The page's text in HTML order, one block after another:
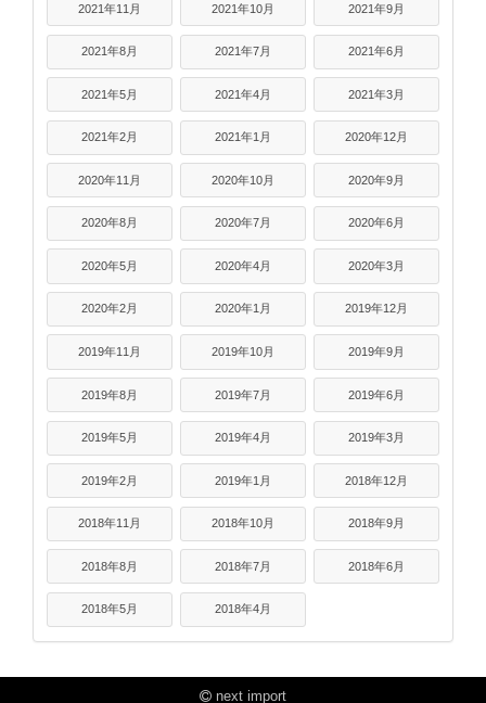
2021年11月 2021年10月 2021年9月
2021年8月 2021年7月 2021年6月
2021年5月 2021年4月 2021年3月
2021年2月 2021年1月 2020年12月
2020年11月 2020年10月 2020年9月
2020年8月 2020年7月 2020年6月
2020年5月 2020年4月 2020年3月
2020年2月 2020年1月 2019年12月
2019年11月 2019年10月 2019年9月
2019年8月 2019年7月 2019年6月
2019年5月 2019年4月 2019年3月
2019年2月 2019年1月 2018年12月
2018年11月 2018年10月 2018年9月
2018年8月 2018年7月 2018年6月
2018年5月 2018年4月
next import